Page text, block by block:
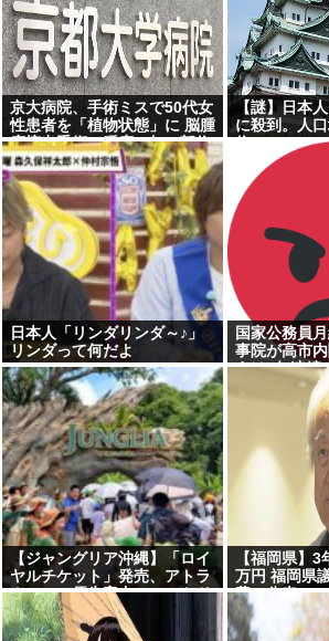
京大病院、手術ミスで50代女
性患者を「植物状態」に 脳腫
瘍摘出手術で腫瘍の無い部位
を摘出してしまう
【謎】日本
に殺到。人
位に
日本人「リンダリンダ～♪」
リンダって何だよ
国家公務員
事院が高市
えは2年連続
【ジャングリア沖縄】「ロイ
ヤルチケット」発売、アトラ
クション優先案内、ソフトド
リンク飲み放題、スパ利用、
駐車場無料…大人29700円
【福岡県】
万円 福岡県
費」公表